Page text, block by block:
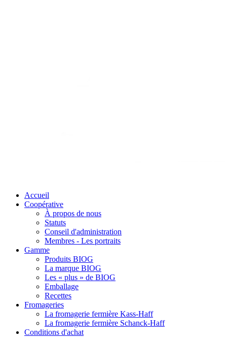
Accueil
Coopérative
À propos de nous
Statuts
Conseil d'administration
Membres - Les portraits
Gamme
Produits BIOG
La marque BIOG
Les « plus » de BIOG
Emballage
Recettes
Fromageries
La fromagerie fermière Kass-Haff
La fromagerie fermière Schanck-Haff
Conditions d'achat